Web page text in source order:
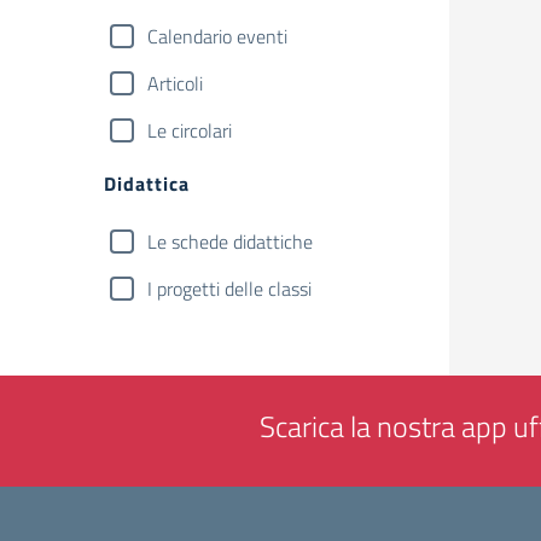
Calendario eventi
Articoli
Le circolari
Didattica
Le schede didattiche
I progetti delle classi
Scarica la nostra app